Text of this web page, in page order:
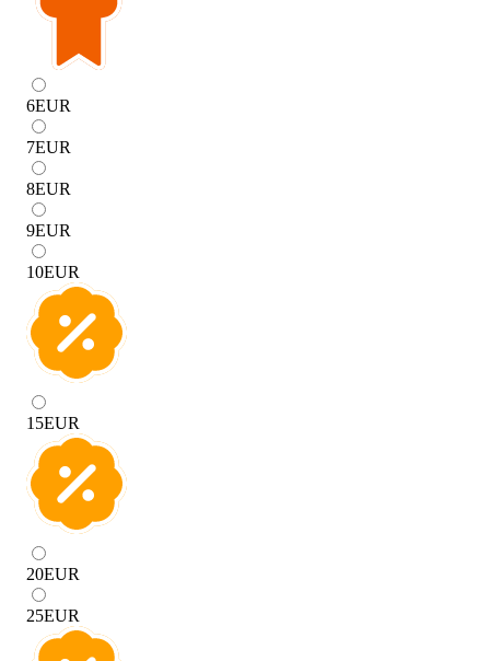
6EUR
7EUR
8EUR
9EUR
10EUR
15EUR
20EUR
25EUR